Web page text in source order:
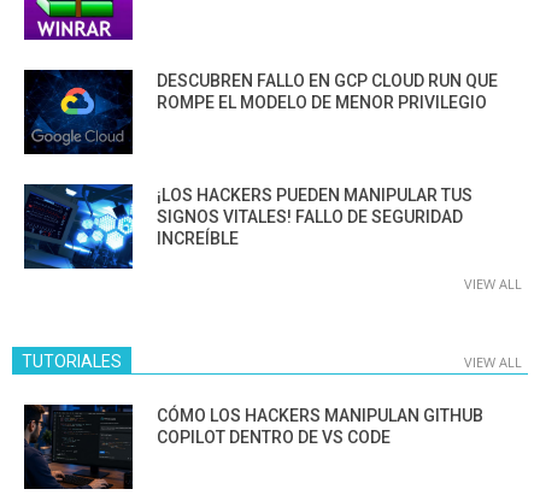
DESCUBREN FALLO EN GCP CLOUD RUN QUE
ROMPE EL MODELO DE MENOR PRIVILEGIO
¡LOS HACKERS PUEDEN MANIPULAR TUS
SIGNOS VITALES! FALLO DE SEGURIDAD
INCREÍBLE
VIEW ALL
TUTORIALES VIEW ALL
CÓMO LOS HACKERS MANIPULAN GITHUB
COPILOT DENTRO DE VS CODE